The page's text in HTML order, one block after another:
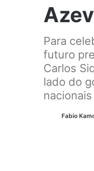
Para
futuro
Carlos
lado do
Fabio